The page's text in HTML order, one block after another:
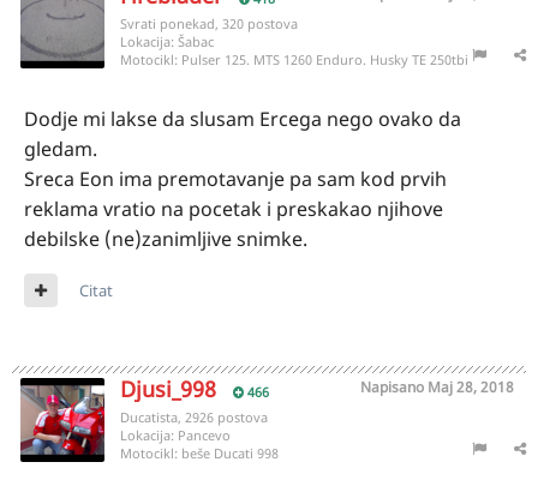
Svrati ponekad, 320 postova
Lokacija: Šabac
Motocikl: Pulser 125. MTS 1260 Enduro. Husky TE 250tbi
Dodje mi lakse da slusam Ercega nego ovako da
gledam.
Sreca Eon ima premotavanje pa sam kod prvih
reklama vratio na pocetak i preskakao njihove
debilske (ne)zanimljive snimke.
Citat
Djusi_998 466 Napisano Maj 28, 2018
Ducatista, 2926 postova
Lokacija: Pancevo
Motocikl: beše Ducati 998